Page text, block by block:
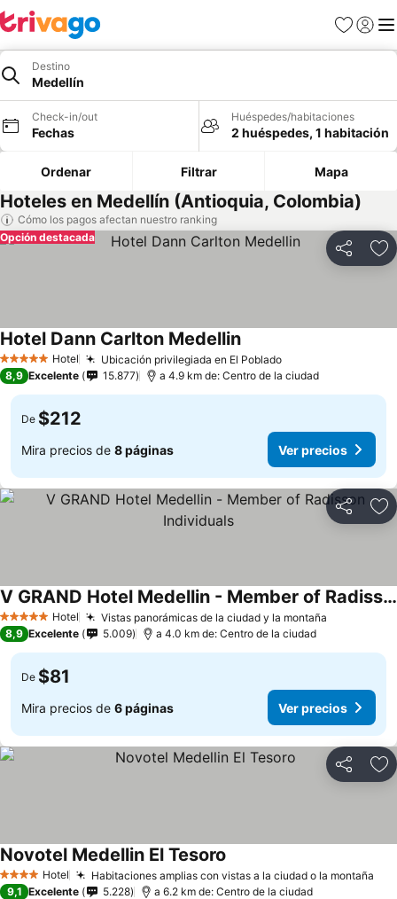
Favoritos
Iniciar
Destino
Medellín
Check-in/out
Fechas
Huéspedes/habitaciones
2 huéspedes, 1 habitación
Ordenar Filtrar Mapa
Hoteles en Medellín (Antioquia, Colombia)
Cómo los pagos afectan nuestro ranking
Compartir
Opción destacada
5 Estrellas Hotel Ubicación privilegiada en El Poblado
Hotel Dann Carlton Medellin
8,9 Excelente 15.877 a 4.9 km de: Centro de la ciudad
De $212
Mira precios de 8 páginas Ver precios
Compartir
5 Estrellas Hotel Vistas panorámicas de la ciudad y la montaña
V GRAND Hotel Medellin - Member of Radisson Individuals
8,9 Excelente 5.009 a 4.0 km de: Centro de la ciudad
De $81
Mira precios de 6 páginas Ver precios
Compartir
4 EstrellasHotel Habitaciones amplias con vistas a la ciudad o la montaña
Novotel Medellin El Tesoro
9,1 Excelente 5.228 a 6.2 km de: Centro de la ciudad